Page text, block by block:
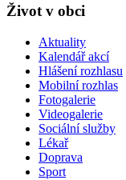
Život v obci
Aktuality
Kalendář akcí
Hlášení rozhlasu
Mobilní rozhlas
Fotogalerie
Videogalerie
Sociální služby
Lékař
Doprava
Sport